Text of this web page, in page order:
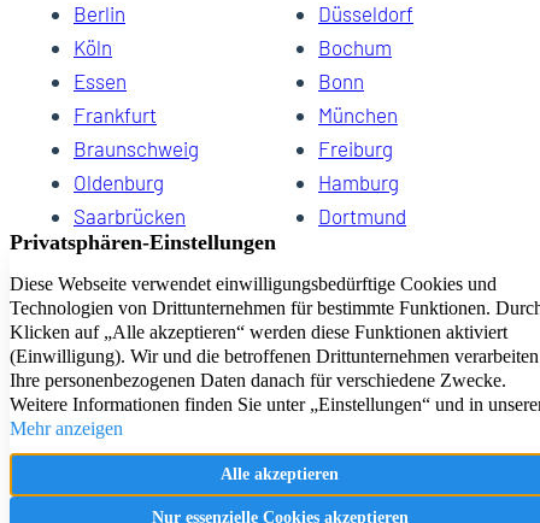
Berlin
Düsseldorf
Köln
Bochum
Essen
Bonn
Frankfurt
München
Braunschweig
Freiburg
Oldenburg
Hamburg
Saarbrücken
Dortmund
Hannover
Dresden
Kiel
Wuppertal
Bremen
HomeCompany eG Ihre Agenturen für Wohnen auf Zeit